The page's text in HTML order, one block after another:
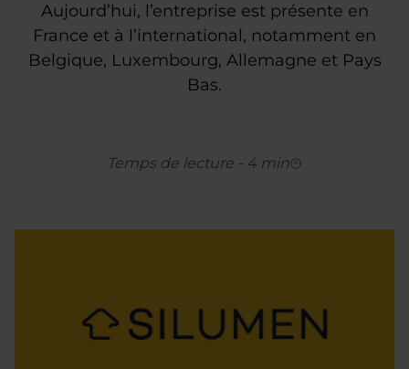
Aujourd’hui, l’entreprise est présente en
France et à l’international, notamment en
Belgique, Luxembourg, Allemagne et Pays
Bas.
Temps de lecture - 4 min